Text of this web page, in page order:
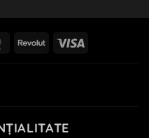
MasterCardRevolut